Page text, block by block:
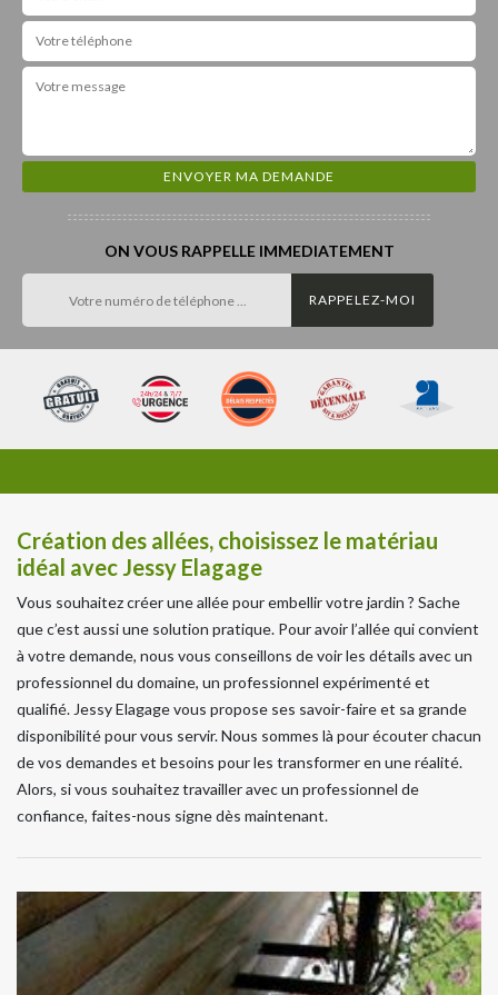
ON VOUS RAPPELLE IMMEDIATEMENT
Création des allées, choisissez le matériau
idéal avec Jessy Elagage
Vous souhaitez créer une allée pour embellir votre jardin ? Sache
que c’est aussi une solution pratique. Pour avoir l’allée qui convient
à votre demande, nous vous conseillons de voir les détails avec un
professionnel du domaine, un professionnel expérimenté et
qualifié. Jessy Elagage vous propose ses savoir-faire et sa grande
disponibilité pour vous servir. Nous sommes là pour écouter chacun
de vos demandes et besoins pour les transformer en une réalité.
Alors, si vous souhaitez travailler avec un professionnel de
confiance, faites-nous signe dès maintenant.